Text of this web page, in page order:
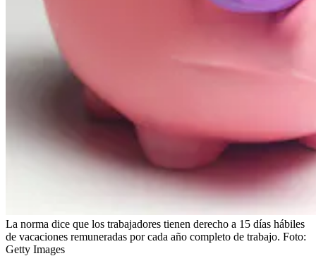
La norma dice que los trabajadores tienen derecho a 15 días hábiles
de vacaciones remuneradas por cada año completo de trabajo. Foto:
Getty Images